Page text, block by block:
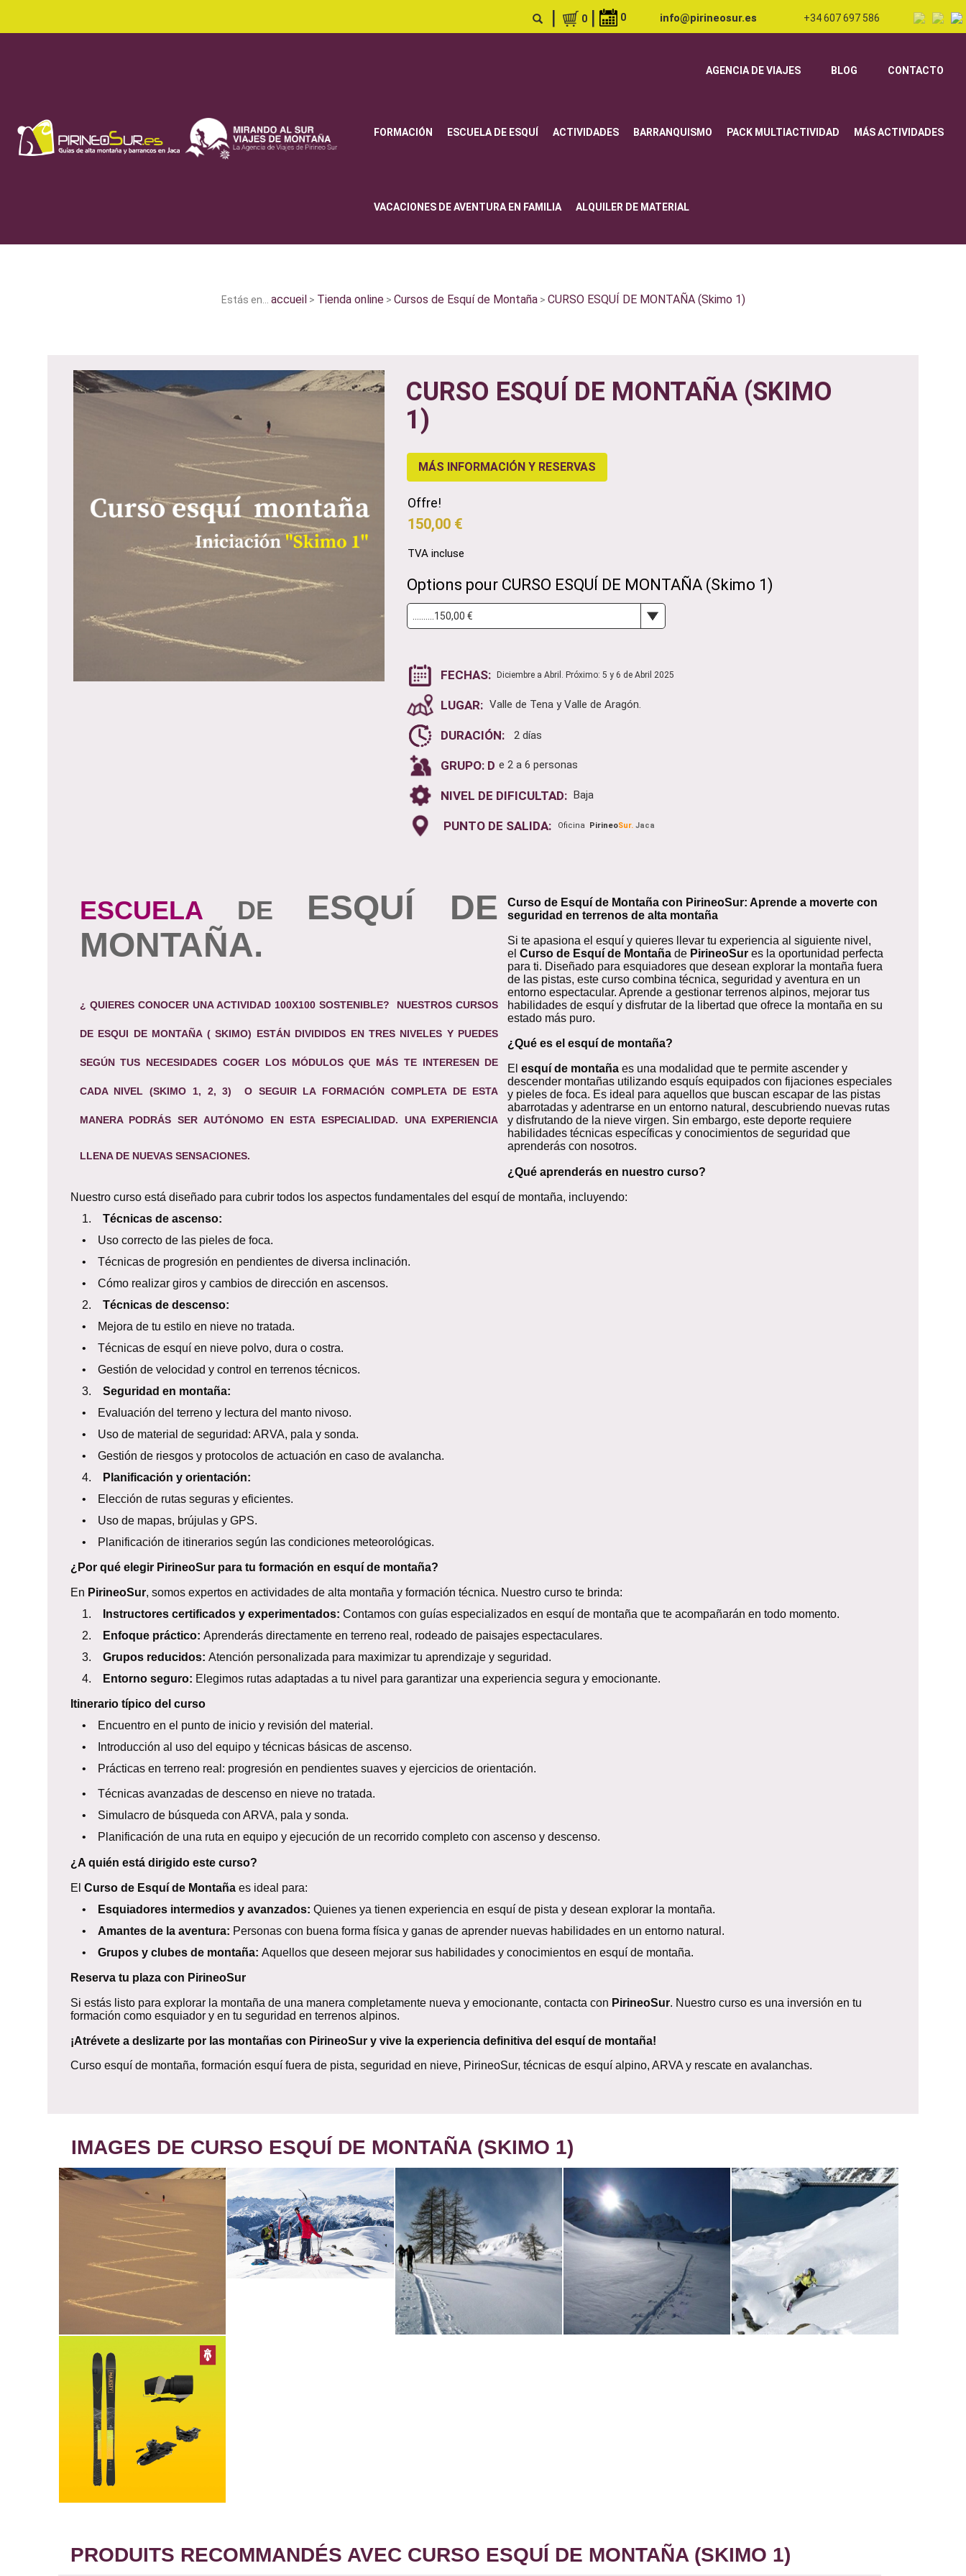
| 0 | 0 info@pirineosur.es +34 607 697 586
AGENCIA DE VIAJES BLOG CONTACTO
FORMACIÓN ESCUELA DE ESQUÍ ACTIVIDADES BARRANQUISMO PACK MULTIACTIVIDAD MÁS ACTIVIDADES
VACACIONES DE AVENTURA EN FAMILIA ALQUILER DE MATERIAL
Estás en... accueil > Tienda online> Cursos de Esquí de Montaña> CURSO ESQUÍ DE MONTAÑA (Skimo 1)
CURSO ESQUÍ DE MONTAÑA (SKIMO
1)
MÁS INFORMACIÓN Y RESERVAS
Offre!
150,00 €
TVA incluse
Options pour CURSO ESQUÍ DE MONTAÑA (Skimo 1)
FECHAS: Diciembre a Abril. Próximo: 5 y 6 de Abril 2025
LUGAR: Valle de Tena y Valle de Aragón.
DURACIÓN: 2 días
GRUPO: D e 2 a 6 personas
NIVEL DE DIFICULTAD: Baja
PUNTO DE SALIDA: Oficina PirineoSur. Jaca
ESCUELA DE ESQUÍ DE
MONTAÑA.
¿ QUIERES CONOCER UNA ACTIVIDAD 100X100 SOSTENIBLE? NUESTROSCURSOS
DE ESQUI DE MONTAÑA( SKIMO) ESTÁN DIVIDIDOS EN TRES NIVELES Y PUEDES
SEGÚN TUS NECESIDADES COGER LOS MÓDULOS QUE MÁS TE INTERESEN DE
CADA NIVEL (SKIMO 1, 2, 3) O SEGUIR LA FORMACIÓN COMPLETA DE ESTA
MANERA PODRÁS SER AUTÓNOMO EN ESTA ESPECIALIDAD. UNA EXPERIENCIA
LLENA DE NUEVAS SENSACIONES.
Curso de Esquí de Montaña con PirineoSur: Aprende a moverte con
seguridad en terrenos de alta montaña
Si te apasiona el esquí y quieres llevar tu experiencia al siguiente nivel,
elCurso de Esquí de Montaña de PirineoSur es la oportunidad perfecta
para ti. Diseñado para esquiadores que desean explorar la montaña fuera
de las pistas, este curso combina técnica, seguridad y aventura en un
entorno espectacular. Aprende a gestionar terrenos alpinos, mejorar tus
habilidades de esquí y disfrutar de la libertad que ofrece la montaña en su
estado más puro.
¿Qué es el esquí de montaña?
Elesquí de montaña es una modalidad que te permite ascender y
descender montañas utilizando esquís equipados con fijaciones especiales
y pieles de foca. Es ideal para aquellos que buscan escapar de las pistas
abarrotadas y adentrarse en un entorno natural, descubriendo nuevas rutas
y disfrutando de la nieve virgen. Sin embargo, este deporte requiere
habilidades técnicas específicas y conocimientos de seguridad que
aprenderás con nosotros.
¿Qué aprenderás en nuestro curso?
Nuestro curso está diseñado para cubrir todos los aspectos fundamentales del esquí de montaña, incluyendo:
1. Técnicas de ascenso:
• Uso correcto de las pieles de foca.
• Técnicas de progresión en pendientes de diversa inclinación.
• Cómo realizar giros y cambios de dirección en ascensos.
2. Técnicas de descenso:
• Mejora de tu estilo en nieve no tratada.
• Técnicas de esquí en nieve polvo, dura o costra.
• Gestión de velocidad y control en terrenos técnicos.
3. Seguridad en montaña:
• Evaluación del terreno y lectura del manto nivoso.
• Uso de material de seguridad: ARVA, pala y sonda.
• Gestión de riesgos y protocolos de actuación en caso de avalancha.
4.
Planificación y orientación:
• Elección de rutas seguras y eficientes.
• Uso de mapas, brújulas y GPS.
• Planificación de itinerarios según las condiciones meteorológicas.
¿Por qué elegir PirineoSur para tu formación en esquí de montaña?
En PirineoSur, somos expertos en actividades de alta montaña y formación técnica. Nuestro curso te brinda:
1.
Instructores certificados y experimentados: Contamos con guías especializados en esquí de montaña que te acompañarán en todo momento.
2.
Enfoque práctico: Aprenderás directamente en terreno real, rodeado de paisajes espectaculares.
3. Grupos reducidos: Atención personalizada para maximizar tu aprendizaje y seguridad.
4.
Entorno seguro: Elegimos rutas adaptadas a tu nivel para garantizar una experiencia segura y emocionante.
Itinerario típico del curso
• Encuentro en el punto de inicio y revisión del material.
• Introducción al uso del equipo y técnicas básicas de ascenso.
• Prácticas en terreno real: progresión en pendientes suaves y ejercicios de orientación.
• Técnicas avanzadas de descenso en nieve no tratada.
• Simulacro de búsqueda con ARVA, pala y sonda.
• Planificación de una ruta en equipo y ejecución de un recorrido completo con ascenso y descenso.
¿A quién está dirigido este curso?
El Curso de Esquí de Montañaes ideal para:
•
Esquiadores intermedios y avanzados: Quienes ya tienen experiencia en esquí de pista y desean explorar la montaña.
• Amantes de la aventura: Personas con buena forma física y ganas de aprender nuevas habilidades en un entorno natural.
• Grupos y clubes de montaña: Aquellos que deseen mejorar sus habilidades y conocimientos en esquí de montaña.
Reserva tu plaza con PirineoSur
Si estás listo para explorar la montaña de una manera completamente nueva y emocionante, contacta con PirineoSur. Nuestro curso es una inversión en tu
formación como esquiador y en tu seguridad en terrenos alpinos.
¡Atrévete a deslizarte por las montañas con PirineoSur y vive la experiencia definitiva del esquí de montaña!
Curso esquí de montaña, formación esquí fuera de pista, seguridad en nieve, PirineoSur, técnicas de esquí alpino, ARVA y rescate en avalanchas.
IMAGES DE CURSO ESQUÍ DE MONTAÑA (SKIMO 1)
PRODUITS RECOMMANDÉS AVEC CURSO ESQUÍ DE MONTAÑA (SKIMO 1)